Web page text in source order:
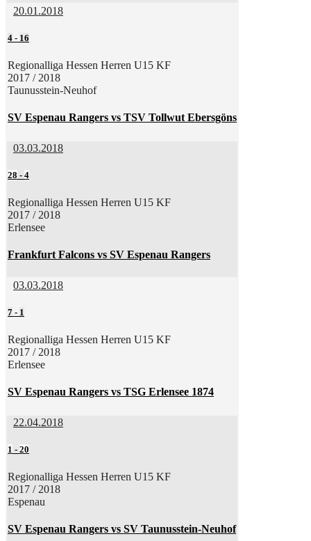
20.01.2018
4 - 16
Regionalliga Hessen Herren U15 KF
2017 / 2018
Taunusstein-Neuhof
SV Espenau Rangers vs TSV Tollwut Ebersgöns
03.03.2018
28 - 4
Regionalliga Hessen Herren U15 KF
2017 / 2018
Erlensee
Frankfurt Falcons vs SV Espenau Rangers
03.03.2018
7 - 1
Regionalliga Hessen Herren U15 KF
2017 / 2018
Erlensee
SV Espenau Rangers vs TSG Erlensee 1874
22.04.2018
1 - 20
Regionalliga Hessen Herren U15 KF
2017 / 2018
Espenau
SV Espenau Rangers vs SV Taunusstein-Neuhof